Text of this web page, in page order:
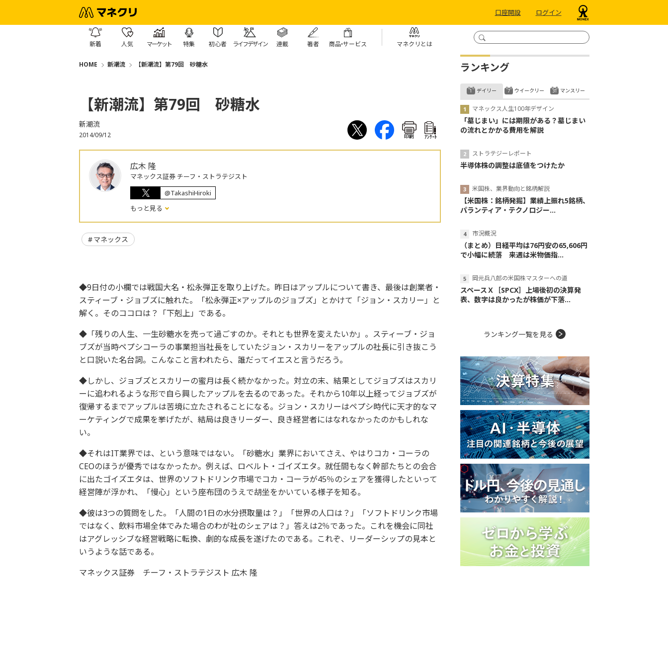
口座開設 ログイン
新着 人気 マーケット 特集 初心者 ライフデザイン 連載 著者 商品・サービス マネクリとは
HOME 新潮流 【新潮流】第79回 砂糖水
【新潮流】第79回 砂糖水
新潮流
2014/09/12 印刷 ｱﾝｹｰﾄ
広木 隆
マネックス証券 チーフ・ストラテジスト
@TakashiHiroki
もっと見る
マネックス
◆9日付の小欄では戦国大名・松永弾正を取り上げた。昨日はアップルについて書き、最後は創業者・
スティーブ・ジョブズに触れた。「松永弾正×アップルのジョブズ」とかけて「ジョン・スカリー」と
解く。そのココロは？「下剋上」である。
◆「残りの人生、一生砂糖水を売って過ごすのか。それとも世界を変えたいか」。スティーブ・ジョ
ブズが当時ペプシコーラの事業担当社長をしていたジョン・スカリーをアップルの社長に引き抜こう
と口説いた名台詞。こんなこと言われたら、誰だってイエスと言うだろう。
◆しかし、ジョブズとスカリーの蜜月は長く続かなかった。対立の末、結果としてジョブズはスカリ
ーに追われるような形で自ら興したアップルを去るのであった。それから10年以上経ってジョブズが
復帰するまでアップルは苦境に立たされることになる。ジョン・スカリーはペプシ時代に天才的なマ
ーケティングで成果を挙げたが、結局は良きリーダー、良き経営者にはなれなかったのかもしれな
い。
◆それはIT業界では、という意味ではない。「砂糖水」業界においてさえ、やはりコカ・コーラの
CEOのほうが優秀ではなかったか。例えば、ロベルト・ゴイズエタ。就任間もなく幹部たちとの会合
に出たゴイズエタは、世界のソフトドリンク市場でコカ・コーラが45％のシェアを獲得したといって
経営陣が浮かれ、「慢心」という座布団のうえで胡坐をかいている様子を知る。
◆彼は3つの質問をした。「人間の1日の水分摂取量は？」「世界の人口は？」「ソフトドリンク市場
ではなく、飲料市場全体でみた場合のわが社のシェアは？」答えは2％であった。これを機会に同社
はアグレッシブな経営戦略に転換、劇的な成長を遂げたのである。これぞ、リーダーシップの見本と
いうような話である。
マネックス証券 チーフ・ストラテジスト 広木 隆
ランキング
デイリー
マネックス人生100年デザイン
「墓じまい」には期限がある？墓じまい
の流れとかかる費用を解説
ストラテジーレポート
半導体株の調整は底値をつけたか
米国株、業界動向と銘柄解説
【米国株：銘柄発掘】業績上振れ5銘柄、
パランティア・テクノロジー...
市況概況
（まとめ）日経平均は76円安の65,606円
で小幅に続落 来週は米物価指...
岡元兵八郎の米国株マスターへの道
スペースＸ［SPCX］上場後初の決算発
表、数字は良かったが株価が下落...
ウイークリー マンスリー
ランキング一覧を見る